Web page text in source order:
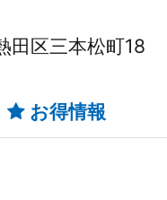
田区三本松町18
お得情報